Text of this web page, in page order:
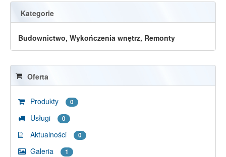
Kategorie
Budownictwo, Wykończenia wnętrz, Remonty
Oferta
Produkty 0
Usługi 0
Aktualności 0
Galeria 1